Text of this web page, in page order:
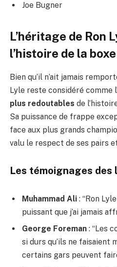
Joe Bugner
L’héritage de Ron
l’histoire de la boxe
Bien qu’il n’ait jamais
Lyle reste considéré comme
plus redoutables de
Sa puissance de frappe
face aux plus grands
valu le respect de ses pairs
Les témoignages des
Muhammad Ali : “Ron
puissant que j’ai jamais
George Foreman : “Les
si durs qu’ils ne faisaient
certains gars peuvent